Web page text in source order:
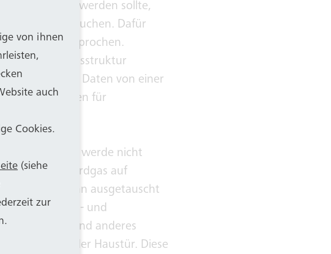
gesetzt werden sollte,
suchen. Dafür
angesprochen.
Versorgungsstruktur
werden die Daten von einer
Simulationen für
Denn es werde nicht
von Erdgas auf
in Bonn ausgetauscht
Oberflächen- und
und anderes
vor der Haustür. Diese
von ihnen
auch
Cookies.
(siehe
zur